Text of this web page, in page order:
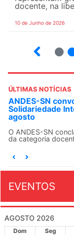
docente, na
10 de Junho de 2026
ÚLTIMAS NOTÍCIAS
ANDES-SN
Solidariedade
agosto
O ANDES-SN
da categoria
EVENTOS
AGOSTO 2026
Dom Seg